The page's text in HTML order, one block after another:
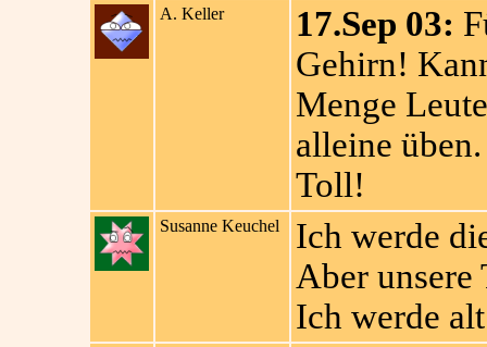
A. Keller 17.Sep 03:
Gehirn!
Menge
alleine üben.
Toll!
Susanne Keuchel
Ich werde
Aber unsere
Ich werde